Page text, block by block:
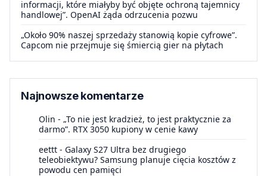
informacji, które miałyby być objęte ochroną tajemnicy
handlowej”. OpenAI żąda odrzucenia pozwu
„Około 90% naszej sprzedaży stanowią kopie cyfrowe”.
Capcom nie przejmuje się śmiercią gier na płytach
Najnowsze komentarze
Olin - „To nie jest kradzież, to jest praktycznie za
darmo”. RTX 3050 kupiony w cenie kawy
eettt - Galaxy S27 Ultra bez drugiego
teleobiektywu? Samsung planuje cięcia kosztów z
powodu cen pamięci